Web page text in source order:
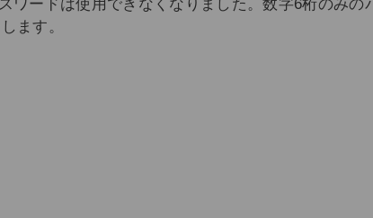
ワードは使用できなくなりました。数字6桁のみ
ます。